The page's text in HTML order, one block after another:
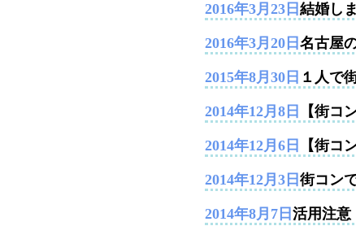
2016年3月23日 結婚し
2016年3月20日 名古屋
2015年8月30日 １人で
2014年12月8日 【街コ
2014年12月6日 【街コ
2014年12月3日 街コン
2014年8月7日 活用注意